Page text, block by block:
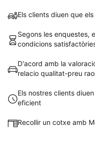
Els clients diuen que
Segons les enquestes,
condicions
D'acord amb la
relacio qualitat-preu
Els nostres clients
eficient
Recollir un cotxe amb